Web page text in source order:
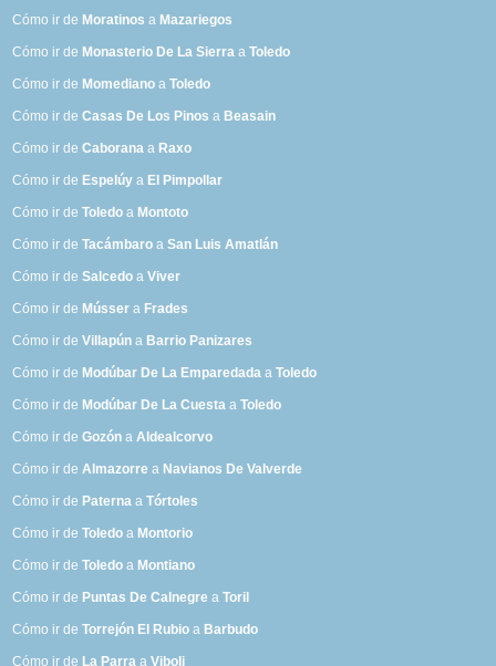
Cómo ir de Moratinos a Mazariegos
Cómo ir de Monasterio De La Sierra aToledo
Cómo ir de Momediano aToledo
Cómo ir deCasas De Los Pinos a Beasain
Cómo ir deCaborana a Raxo
Cómo ir de Espelúy a El Pimpollar
Cómo ir deToledo a Montoto
Cómo ir deTacámbaro aSan Luis Amatlán
Cómo ir deSalcedo aViver
Cómo ir de Músser a Frades
Cómo ir deVillapún a Barrio Panizares
Cómo ir de Modúbar De La Emparedada aToledo
Cómo ir de Modúbar De La Cuesta aToledo
Cómo ir deGozón aAldealcorvo
Cómo ir deAlmazorre a Navianos De Valverde
Cómo ir de Paterna aTórtoles
Cómo ir deToledo a Montorio
Cómo ir deToledo a Montiano
Cómo ir de Puntas De Calnegre aToril
Cómo ir deTorrejón El Rubio a Barbudo
Cómo ir de La Parra aViboli